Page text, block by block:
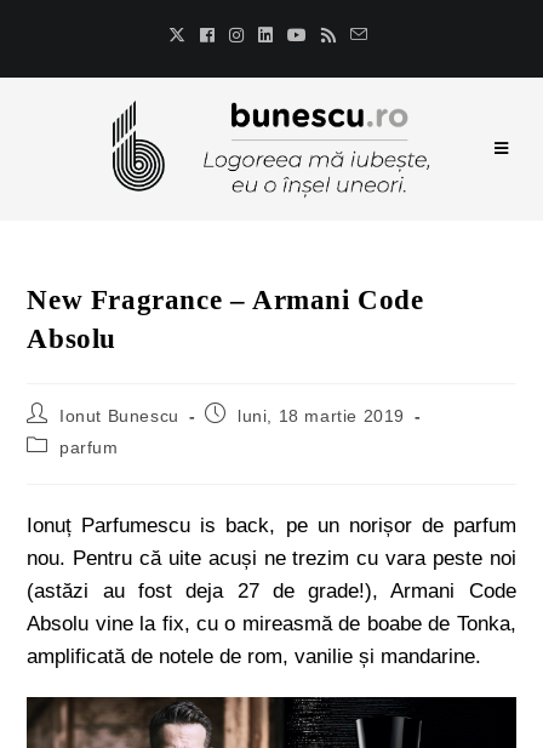
New Fragrance – Armani Code
Absolu
Ionut Bunescu
luni, 18 martie 2019
parfum
Ionuț Parfumescu is back, pe un norișor de parfum
nou. Pentru că uite acuși ne trezim cu vara peste noi
(astăzi au fost deja 27 de grade!), Armani Code
Absolu vine la fix, cu o mireasmă de boabe de Tonka,
amplificată de notele de rom, vanilie și mandarine.